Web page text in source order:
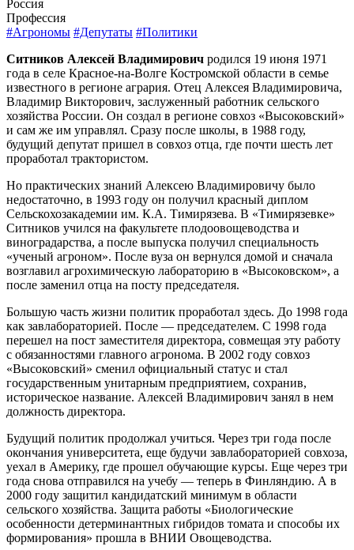
Россия
Профессия
#Агрономы #Депутаты #Политики
Ситников Алексей Владимирович родился 19 июня 1971
года в селе Красное-на-Волге Костромской области в семье
известного в регионе агрария. Отец Алексея Владимировича,
Владимир Викторович, заслуженный работник сельского
хозяйства России. Он создал в регионе совхоз «Высоковский»
и сам же им управлял. Сразу после школы, в 1988 году,
будущий депутат пришел в совхоз отца, где почти шесть лет
проработал трактористом.
Но практических знаний Алексею Владимировичу было
недостаточно, в 1993 году он получил красный диплом
Сельскохозакадемии им. К.А. Тимирязева. В «Тимирязевке»
Ситников учился на факультете плодоовощеводства и
виноградарства, а после выпуска получил специальность
«ученый агроном». После вуза он вернулся домой и сначала
возглавил агрохимическую лабораторию в «Высоковском», а
после заменил отца на посту председателя.
Большую часть жизни политик проработал здесь. До 1998 года
как завлабораторией. После — председателем. С 1998 года
перешел на пост заместителя директора, совмещая эту работу
с обязанностями главного агронома. В 2002 году совхоз
«Высоковский» сменил официальный статус и стал
государственным унитарным предприятием, сохранив,
историческое название. Алексей Владимирович занял в нем
должность директора.
Будущий политик продолжал учиться. Через три года после
окончания университета, еще будучи завлабораторией совхоза,
уехал в Америку, где прошел обучающие курсы. Еще через три
года снова отправился на учебу — теперь в Финляндию. А в
2000 году защитил кандидатский минимум в области
сельского хозяйства. Защита работы «Биологические
особенности детерминантных гибридов томата и способы их
формирования» прошла в ВНИИ Овощеводства.